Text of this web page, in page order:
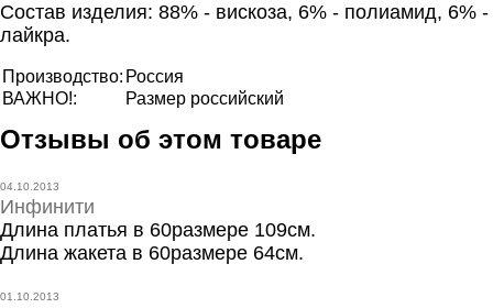
Состав изделия: 88% - вискоза, 6% - полиамид, 6% -
лайкра.
Производство: Россия
ВАЖНО!:
Размер российский
Отзывы об этом товаре
04.10.2013
Инфинити
Длина платья в 60размере 109см.
Длина жакета в 60размере 64см.
01.10.2013